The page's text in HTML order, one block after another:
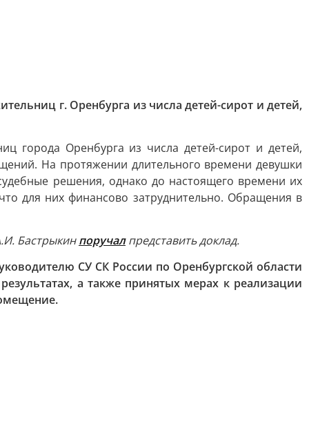
г. Оренбурга из числа детей-сирот и детей,
города Оренбурга из числа детей-сирот и детей,
На протяжении длительного времени девушки
решения, однако до настоящего времени их
для них финансово затруднительно. Обращения в
Бастрыкинпоручалпредставить доклад.
СУ СК России по Оренбургской области
а также принятых мерах к реализации